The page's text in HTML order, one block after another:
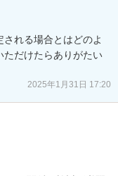
れる場合とはどのよ
ただけたらありがたい
2025年1月31日 17:20